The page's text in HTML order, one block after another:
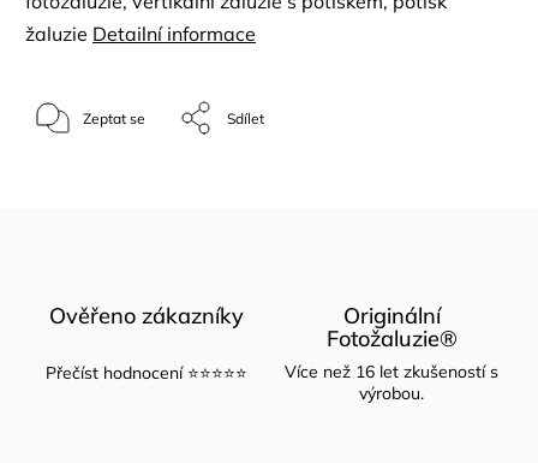
žaluzie Detailní informace
Zeptat se Sdílet
Ověřeno zákazníky
Přečíst hodnocení ⭐⭐⭐⭐⭐
Originální
Fotožaluzie®
Více než 16 let zkušeností s
výrobou.